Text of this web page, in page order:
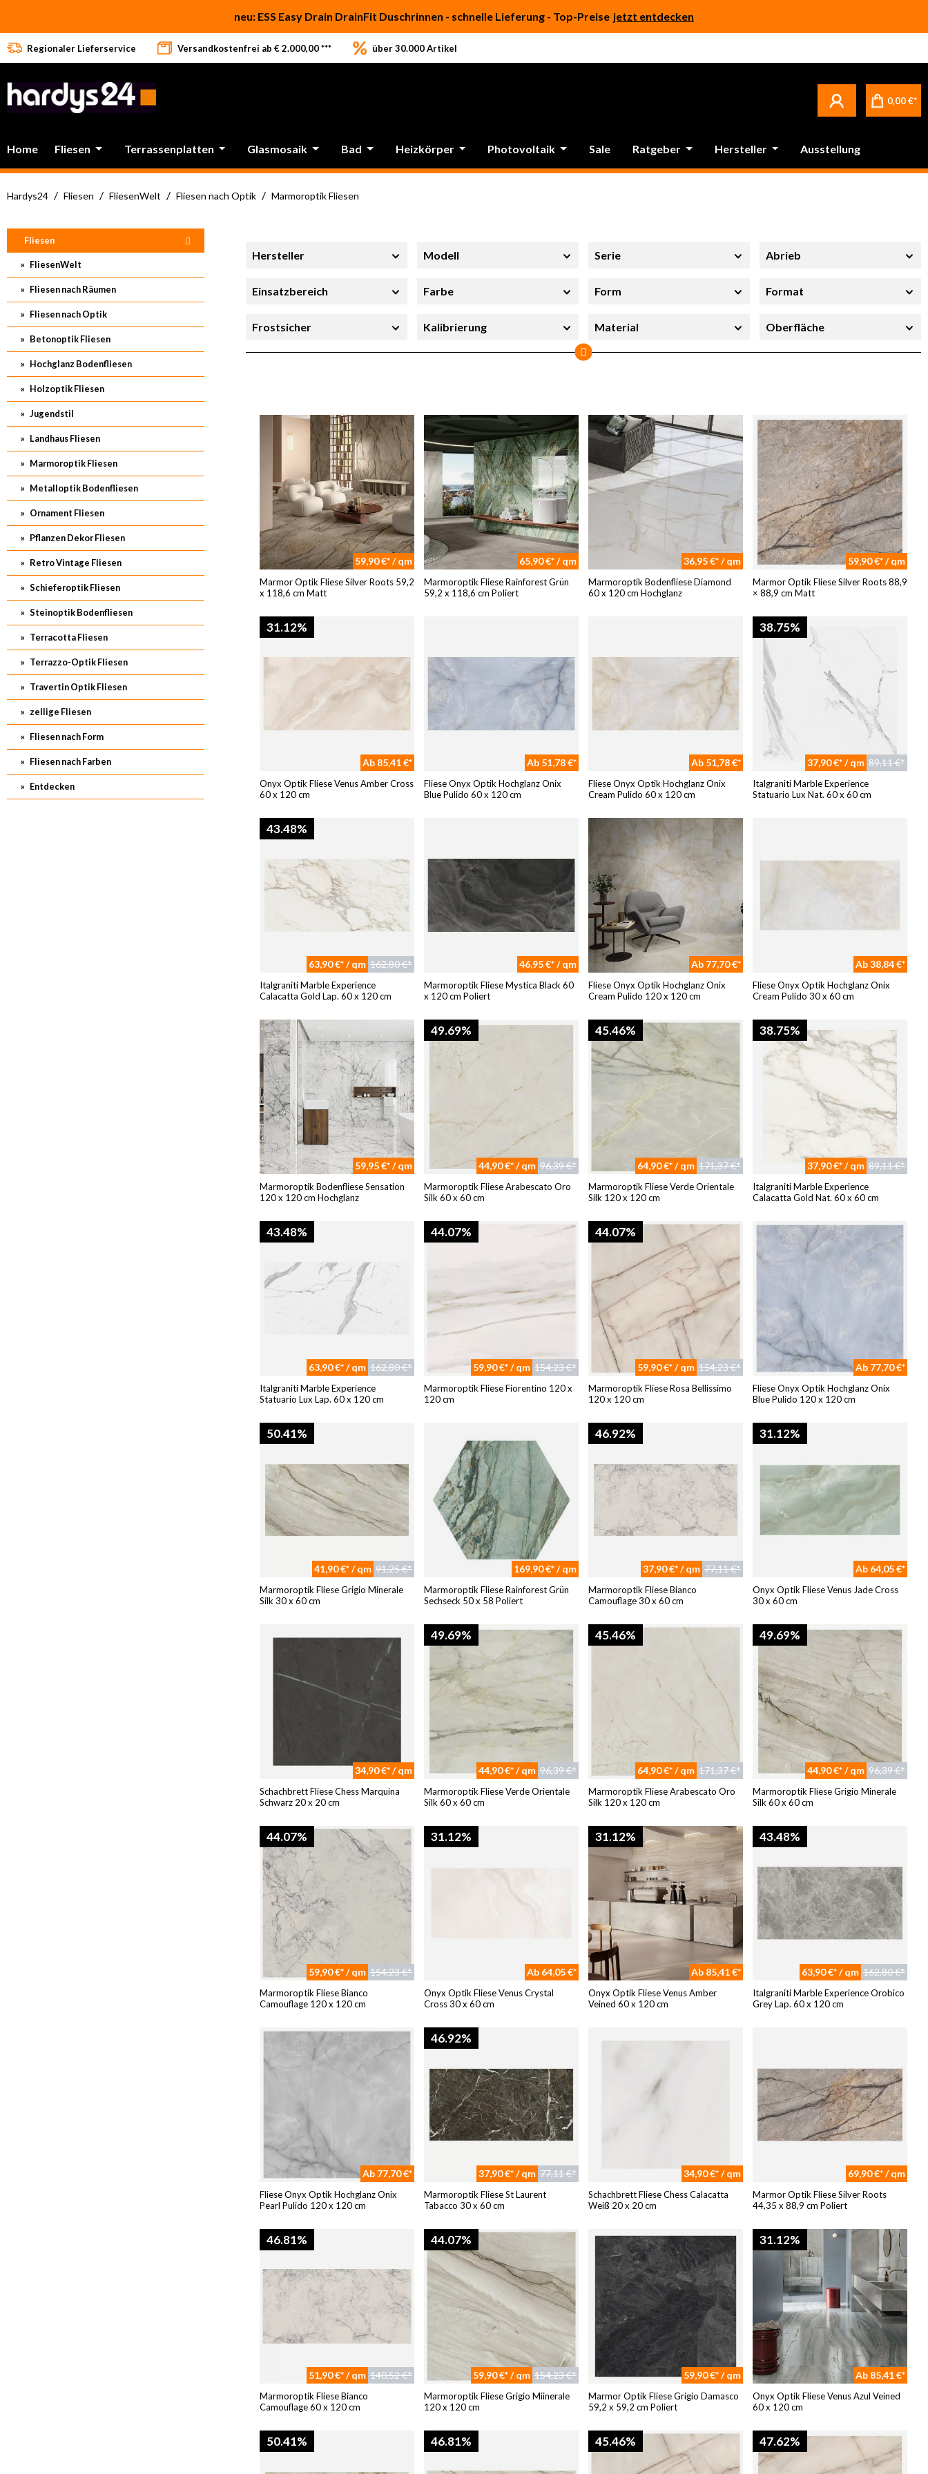
neu: ESS Easy Drain DrainFit Duschrinnen - schnelle Lieferung - Top-Preise jetzt entdecken
Regionaler Lieferservice Versandkostenfrei ab € 2.000,00 *** über 30.000 Artikel
0,00 €*
Home Fliesen Terrassenplatten Glasmosaik Bad Heizkörper Photovoltaik Sale Ratgeber Hersteller Ausstellung
Hardys24 / Fliesen / FliesenWelt / Fliesen nach Optik / Marmoroptik Fliesen
Fliesen
FliesenWelt
Fliesen nach Räumen
Fliesen nach Optik
Betonoptik Fliesen
Hochglanz Bodenfliesen
Holzoptik Fliesen
Jugendstil
Landhaus Fliesen
Marmoroptik Fliesen
Metalloptik Bodenfliesen
Ornament Fliesen
Pflanzen Dekor Fliesen
Retro Vintage Fliesen
Schieferoptik Fliesen
Steinoptik Bodenfliesen
Terracotta Fliesen
Terrazzo-Optik Fliesen
Travertin Optik Fliesen
zellige Fliesen
Fliesen nach Form
Fliesen nach Farben
Entdecken
Hersteller Modell Serie Abrieb
Einsatzbereich Farbe Form Format
Frostsicher Kalibrierung Material Oberfläche
59,90 €* / qm
Marmor Optik Fliese Silver Roots 59,2
x 118,6 cm Matt
65,90 €* / qm
Marmoroptik Fliese Rainforest Grün
59,2 x 118,6 cm Poliert
36,95 €* / qm
Marmoroptik Bodenfliese Diamond
60 x 120 cm Hochglanz
59,90 €* / qm
Marmor Optik Fliese Silver Roots 88,9
× 88,9 cm Matt
31.12%
Ab 85,41 €*
Onyx Optik Fliese Venus Amber Cross
60 x 120 cm
Ab 51,78 €*
Fliese Onyx Optik Hochglanz Onix
Blue Pulido 60 x 120 cm
Ab 51,78 €*
Fliese Onyx Optik Hochglanz Onix
Cream Pulido 60 x 120 cm
38.75%
37,90 €* / qm 89,11 €*
Italgraniti Marble Experience
Statuario Lux Nat. 60 x 60 cm
43.48%
63,90 €* / qm 162,80 €*
Italgraniti Marble Experience
Calacatta Gold Lap. 60 x 120 cm
46,95 €* / qm
Marmoroptik Fliese Mystica Black 60
x 120 cm Poliert
Ab 77,70 €*
Fliese Onyx Optik Hochglanz Onix
Cream Pulido 120 x 120 cm
Ab 38,84 €*
Fliese Onyx Optik Hochglanz Onix
Cream Pulido 30 x 60 cm
59,95 €* / qm
Marmoroptik Bodenfliese Sensation
120 x 120 cm Hochglanz
49.69%
44,90 €* / qm 96,39 €*
Marmoroptik Fliese Arabescato Oro
Silk 60 x 60 cm
45.46%
64,90 €* / qm 171,37 €*
Marmoroptik Fliese Verde Orientale
Silk 120 x 120 cm
38.75%
37,90 €* / qm 89,11 €*
Italgraniti Marble Experience
Calacatta Gold Nat. 60 x 60 cm
43.48%
63,90 €* / qm 162,80 €*
Italgraniti Marble Experience
Statuario Lux Lap. 60 x 120 cm
44.07%
59,90 €* / qm 154,23 €*
Marmoroptik Fliese Fiorentino 120 x
120 cm
44.07%
59,90 €* / qm 154,23 €*
Marmoroptik Fliese Rosa Bellissimo
120 x 120 cm
Ab 77,70 €*
Fliese Onyx Optik Hochglanz Onix
Blue Pulido 120 x 120 cm
50.41%
41,90 €* / qm 91,25 €*
Marmoroptik Fliese Grigio Minerale
Silk 30 x 60 cm
169,90 €* / qm
Marmoroptik Fliese Rainforest Grün
Sechseck 50 x 58 Poliert
46.92%
37,90 €* / qm 77,11 €*
Marmoroptik Fliese Bianco
Camouflage 30 x 60 cm
31.12%
Ab 64,05 €*
Onyx Optik Fliese Venus Jade Cross
30 x 60 cm
34,90 €* / qm
Schachbrett Fliese Chess Marquina
Schwarz 20 x 20 cm
49.69%
44,90 €* / qm 96,39 €*
Marmoroptik Fliese Verde Orientale
Silk 60 x 60 cm
45.46%
64,90 €* / qm 171,37 €*
Marmoroptik Fliese Arabescato Oro
Silk 120 x 120 cm
49.69%
44,90 €* / qm 96,39 €*
Marmoroptik Fliese Grigio Minerale
Silk 60 x 60 cm
44.07%
59,90 €* / qm 154,23 €*
Marmoroptik Fliese Bianco
Camouflage 120 x 120 cm
31.12%
Ab 64,05 €*
Onyx Optik Fliese Venus Crystal
Cross 30 x 60 cm
31.12%
Ab 85,41 €*
Onyx Optik Fliese Venus Amber
Veined 60 x 120 cm
43.48%
63,90 €* / qm 162,80 €*
Italgraniti Marble Experience Orobico
Grey Lap. 60 x 120 cm
Ab 77,70 €*
Fliese Onyx Optik Hochglanz Onix
Pearl Pulido 120 x 120 cm
46.92%
37,90 €* / qm 77,11 €*
Marmoroptik Fliese St Laurent
Tabacco 30 x 60 cm
34,90 €* / qm
Schachbrett Fliese Chess Calacatta
Weiß 20 x 20 cm
69,90 €* / qm
Marmor Optik Fliese Silver Roots
44,35 x 88,9 cm Poliert
46.81%
51,90 €* / qm 140,52 €*
Marmoroptik Fliese Bianco
Camouflage 60 x 120 cm
44.07%
59,90 €* / qm 154,23 €*
Marmoroptik Fliese Grigio Miinerale
120 x 120 cm
59,90 €* / qm
Marmor Optik Fliese Grigio Damasco
59,2 x 59,2 cm Poliert
31.12%
Ab 85,41 €*
Onyx Optik Fliese Venus Azul Veined
60 x 120 cm
50.41% 46.81% 45.46% 47.62%